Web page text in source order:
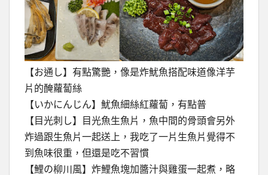
【お通し】有點驚艷，像是炸魷魚搭配味道像洋芋
片的醃蘿蔔絲
【いかにんじん】魷魚細絲紅蘿蔔，有點普
【目光刺し】目光魚生魚片，魚中間的骨頭會另外
炸過跟生魚片一起送上，我吃了一片生魚片覺得不
到魚味很重，但還是吃不習慣
【鯉の柳川風】炸鯉魚塊加醬汁與雞蛋一起煮，略